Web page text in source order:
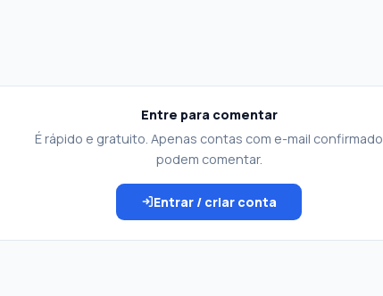
Entre para comentar
É rápido e gratuito. Apenas contas com e-mail confirmado
podem comentar.
Entrar / criar conta